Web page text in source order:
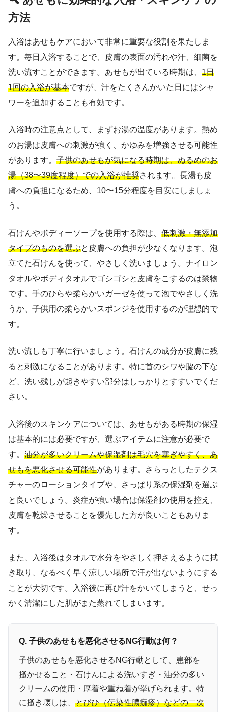
方法
入浴はあせもケアにおいて非常に重要な役割を果たしま
す。毎日入浴することで、皮膚の表面の汚れや汗、細菌を
洗い流すことができます。あせもが出ている時期は、 1日
1回の入浴が基本ですが、汗をたくさんかいた日にはシャ
ワーを追加することも有効です。
入浴時の注意点として、まずお湯の温度があります。熱め
のお湯は皮膚への刺激が強く、かゆみを増強させる可能性
があります。 子供のあせもが気になる時期は、ぬるめのお
湯（38〜39度程度）での入浴が推奨されます。長湯も皮
膚への負担になるため、10〜15分程度を目安にしましょ
う。
石けんやボディーソープを使用する際は、 低刺激・無添加
タイプのものを選ぶと皮膚への負担が少なくなります。泡
立てた石けんを使って、やさしく洗いましょう。ナイロン
タオルやボディタオルでゴシゴシと皮膚をこするのは禁物
です。手のひらや柔らかいガーゼを使って泡でやさしく洗
うか、子供用の柔らかいスポンジを使用するのが理想的で
す。
洗い流しも丁寧に行いましょう。石けんの成分が皮膚に残
ると刺激になることがあります。特に首のシワや脇の下な
ど、洗い残しが起きやすい部分はしっかりとすすいでくだ
さい。
入浴後のスキンケアについては、あせもがある時期の保湿
は基本的には必要ですが、選ぶアイテムに注意が必要で
す。 油分が多いクリームや保湿剤は毛穴を塞ぎやすく、あ
せもを悪化させる可能性があります。さらっとしたテクス
チャーのローションタイプや、さっぱり系の保湿剤を選ぶ
と良いでしょう。炎症が強い場合は保湿剤の使用を控え、
皮膚を乾燥させることを優先した方が良いこともありま
す。
また、入浴後はタオルで水分をやさしく押さえるように拭
き取り、なるべく早く涼しい場所で汗が出ないようにする
ことが大切です。入浴後に再び汗をかいてしまうと、せっ
かく清潔にした肌がまた蒸れてしまいます。
Q. 子供のあせもを悪化させるNG行動は何？
子供のあせもを悪化させるNG行動として、患部を
掻かせること・石けんによる洗いすぎ・油分の多い
クリームの使用・厚着や重ね着が挙げられます。特
に掻き壊しは、 とびひ（伝染性膿痂疹）などの二次